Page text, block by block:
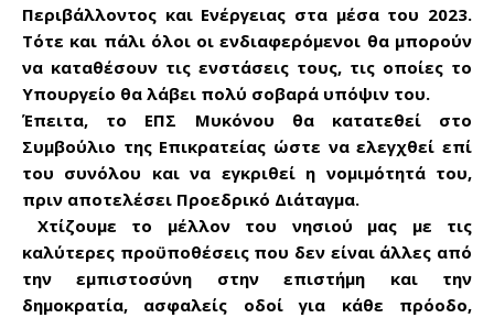
Περιβάλλοντος και Ενέργειας στα μέσα του 2023.
Τότε και πάλι όλοι οι ενδιαφερόμενοι θα μπορούν
να καταθέσουν τις ενστάσεις τους, τις οποίες το
Υπουργείο θα λάβει πολύ σοβαρά υπόψιν του.
Έπειτα, το ΕΠΣ Μυκόνου θα κατατεθεί στο
Συμβούλιο της Επικρατείας ώστε να ελεγχθεί επί
του συνόλου και να εγκριθεί η νομιμότητά του,
πριν αποτελέσει Προεδρικό Διάταγμα.
Χτίζουμε το μέλλον του νησιού μας με τις
καλύτερες προϋποθέσεις που δεν είναι άλλες από
την εμπιστοσύνη στην επιστήμη και την
δημοκρατία, ασφαλείς οδοί για κάθε πρόοδο,